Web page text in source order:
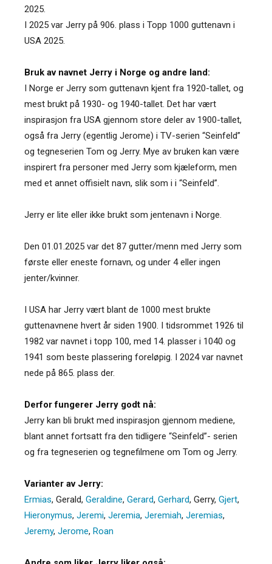
2025.
I 2025 var Jerry på 906. plass i Topp 1000 guttenavn i
USA 2025.
Bruk av navnet Jerry i Norge og andre land:
I Norge er Jerry som guttenavn kjent fra 1920-tallet, og
mest brukt på 1930- og 1940-tallet. Det har vært
inspirasjon fra USA gjennom store deler av 1900-tallet,
også fra Jerry (egentlig Jerome) i TV-serien “Seinfeld”
og tegneserien Tom og Jerry. Mye av bruken kan være
inspirert fra personer med Jerry som kjæleform, men
med et annet offisielt navn, slik som i i “Seinfeld”.
Jerry er lite eller ikke brukt som jentenavn i Norge.
Den 01.01.2025 var det 87 gutter/menn med Jerry som
første eller eneste fornavn, og under 4 eller ingen
jenter/kvinner.
I USA har Jerry vært blant de 1000 mest brukte
guttenavnene hvert år siden 1900. I tidsrommet 1926 til
1982 var navnet i topp 100, med 14. plasser i 1040 og
1941 som beste plassering foreløpig. I 2024 var navnet
nede på 865. plass der.
Derfor fungerer Jerry godt nå:
Jerry kan bli brukt med inspirasjon gjennom mediene,
blant annet fortsatt fra den tidligere “Seinfeld”- serien
og fra tegneserien og tegnefilmene om Tom og Jerry.
Varianter av Jerry:
Ermias, Gerald, Geraldine, Gerard, Gerhard, Gerry, Gjert,
Hieronymus, Jeremi, Jeremia, Jeremiah, Jeremias,
Jeremy, Jerome, Roan